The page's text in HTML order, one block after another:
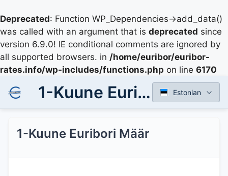
Deprecated: Function WP_Dependencies->add_data()
was called with an argument that is deprecated since
version 6.9.0! IE conditional comments are ignored by
all supported browsers. in /home/euribor/euribor-
rates.info/wp-includes/functions.php on line 6170
1-Kuune Euribori Määr Estonian
1-Kuune Euribori Määr